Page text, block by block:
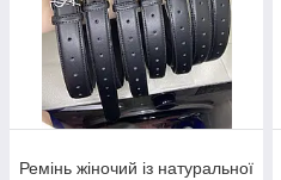
Ремінь жіночий із натуральної